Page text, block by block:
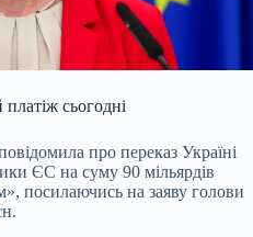
сьогодні
про переказ Україні
ЄС на суму 90 мільярдів
посилаючись на заяву голови